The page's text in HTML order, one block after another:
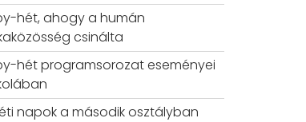
hét, ahogy a humán
csinálta
hét programsorozat eseményei
napok a második osztályban